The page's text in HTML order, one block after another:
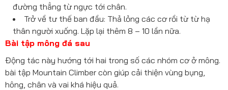
đường thẳng từ ngực tới chân.
Trở về tư thế ban đầu: Thả lỏng các cơ rồi từ từ hạ
thân người xuống. Lặp lại thêm 8 – 10 lần nữa.
Bài tập mông đá sau
Động tác này hướng tới hai trong số các nhóm cơ ở mông.
bài tập Mountain Climber còn giúp cải thiện vùng bụng,
hông, chân và vai khá hiệu quả.